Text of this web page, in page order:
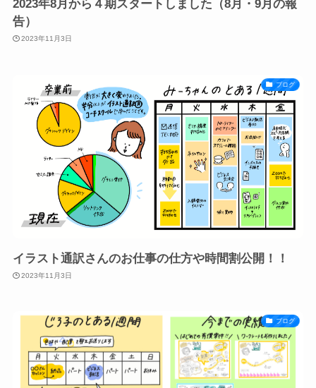
2023年8月から４期スタートしました（8月・9月の報
告）
2023年11月3日
ブログ
イラスト通訳さんのお仕事の仕方や時間割公開！！
2023年11月3日
ブログ